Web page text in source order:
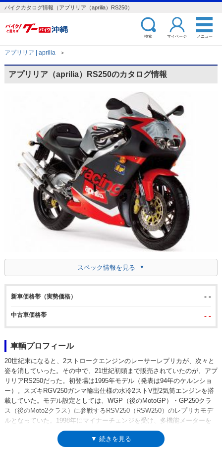
バイクカタログ情報（アプリリア（aprilia）RS250）
検索 マイページ メニュー
アプリリア | aprilia ＞
アプリリア（aprilia）RS250のカタログ情報
スペック情報を見る
新車価格帯（実勢価格） - -
中古車価格帯 - -
車輌プロフィール
20世紀末になると、2ストロークエンジンのレーサーレプリカが、次々と
姿を消していった。その中で、21世紀初頭まで販売されていたのが、アプ
リリアRS250だった。初登場は1995年モデル（発表は94年のケルンショ
ー）。スズキRGV250ガンマ輸出仕様の水冷2ストV型2気筒エンジンを搭
載していた。モデル設定としては、WGP（後のMotoGP）・GP250クラ
ス（後のMoto2クラス）に参戦するRSV250（RSW250）のレプリカモデ
ルとなっていた。1998年にマイナーチェンジを受け、多機能メーターを
装備した。Vガンマの輸出向けフルパワー仕様をさらにチューニングした
250ccの2ストエンジンからは、70psを発揮。国内メーカーの2ストレプリ
▼ 続きを見る